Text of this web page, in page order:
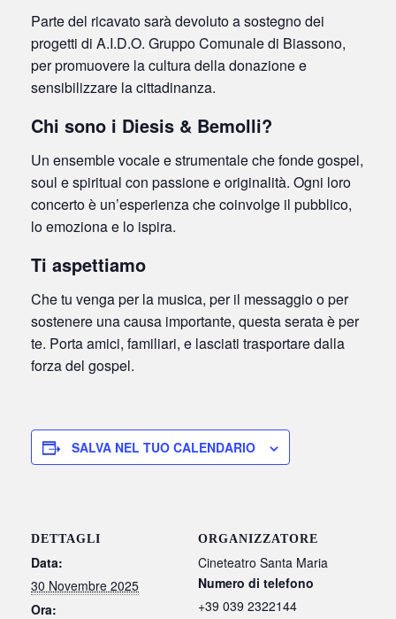
Parte del ricavato sarà devoluto a sostegno dei
progetti di A.I.D.O. Gruppo Comunale di Biassono,
per promuovere la cultura della donazione e
sensibilizzare la cittadinanza.
Chi sono i Diesis & Bemolli?
Un ensemble vocale e strumentale che fonde gospel,
soul e spiritual con passione e originalità. Ogni loro
concerto è un’esperienza che coinvolge il pubblico,
lo emoziona e lo ispira.
Ti aspettiamo
Che tu venga per la musica, per il messaggio o per
sostenere una causa importante, questa serata è per
te. Porta amici, familiari, e lasciati trasportare dalla
forza del gospel.
SALVA NEL TUO CALENDARIO
DETTAGLI
Data:
30 Novembre 2025
Ora:
ORGANIZZATORE
Cineteatro Santa Maria
Numero di telefono
+39 039 2322144